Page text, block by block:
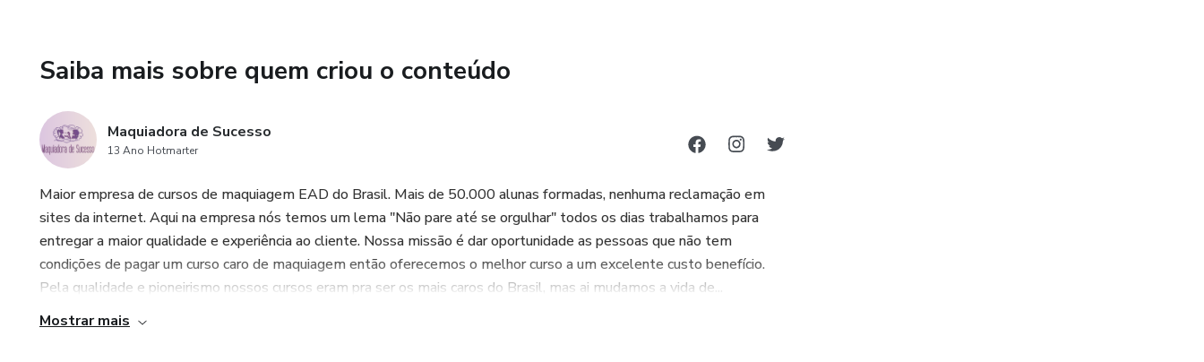
Saiba mais sobre quem criou o conteúdo
Maquiadora de Sucesso
13 Ano Hotmarter
Maior empresa de cursos de maquiagem EAD do Brasil. Mais de 50.000 alunas formadas, nenhuma reclamação em
sites da internet. Aqui na empresa nós temos um lema "Não pare até se orgulhar" todos os dias trabalhamos para
entregar a maior qualidade e experiência ao cliente. Nossa missão é dar oportunidade as pessoas que não tem
condições de pagar um curso caro de maquiagem então oferecemos o melhor curso a um excelente custo benefício.
Pela qualidade e pioneirismo nossos cursos eram pra ser os mais caros do Brasil, mas ai mudamos a vida de...
Mostrar mais